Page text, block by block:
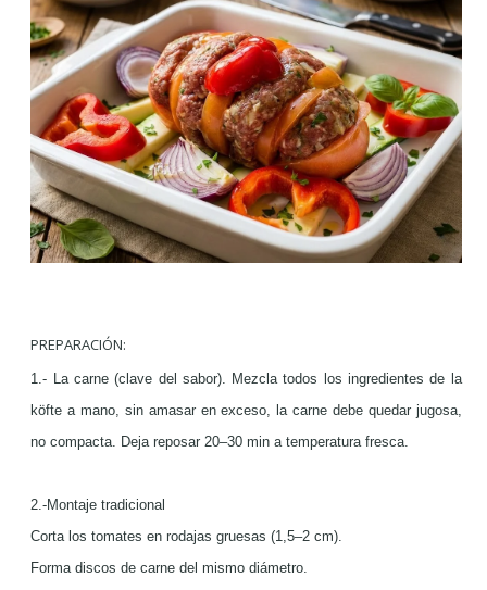
PREPARACIÓN:
1.- La carne (clave del sabor). Mezcla todos los ingredientes de la
köfte a mano, sin amasar en exceso, lacarne debe quedar jugosa,
no compacta. Deja reposar 20–30 min a temperatura fresca.
2.-Montaje tradicional
Corta los tomates en rodajas gruesas (1,5–2 cm).
Forma discos de carne del mismo diámetro.